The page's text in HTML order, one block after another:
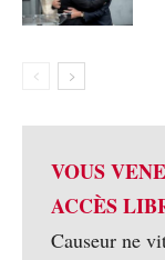
VOUS
ACCÈS
Causeur ne